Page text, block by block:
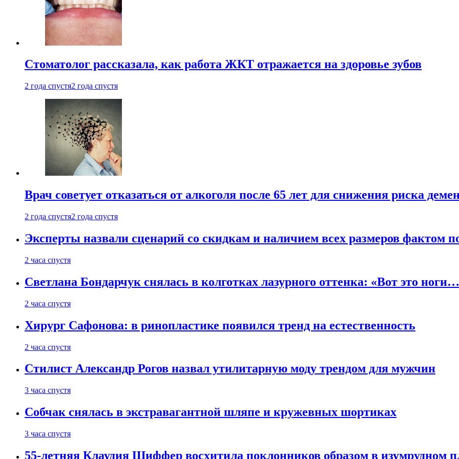
Стоматолог рассказала, как работа ЖКТ отражается на здоровье зубов
2 года спустя2 года спустя
Врач советует отказаться от алкоголя после 65 лет для снижения риска
2 года спустя2 года спустя
Эксперты назвали сценарий со скидкам и наличием всех размеров фактом
2 часа спустя
Светлана Бондарчук снялась в колготках лазурного оттенка: «Вот это
2 часа спустя
Хирург Сафонова: в ринопластике появился тренд на естественность
2 часа спустя
Стилист Александр Рогов назвал утилитарную моду трендом для мужчин
3 часа спустя
Собчак снялась в экстравагантной шляпе и кружевных шортиках
3 часа спустя
55-летняя Клаудия Шиффер восхитила поклонников образом в изумрудном